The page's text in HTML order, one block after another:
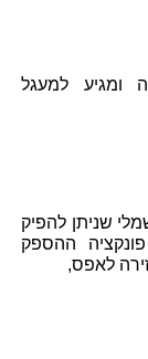
ומגיע למעגל
שניתן להפיק
ההספק